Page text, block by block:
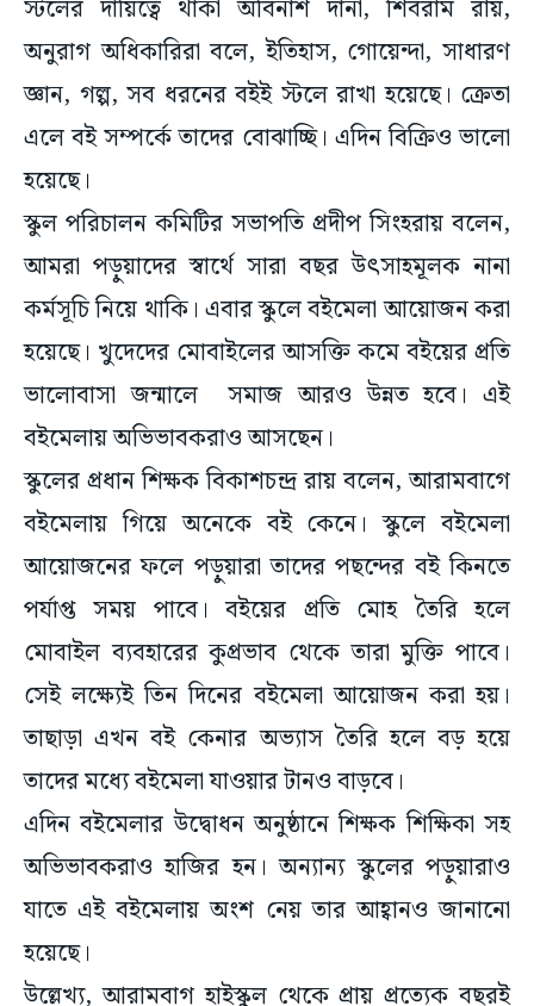
স্টলের দায়িত্বে থাকা অবিনাশ দানা, শিবরাম রায়,
অনুরাগ অধিকারিরা বলে, ইতিহাস, গোয়েন্দা, সাধারণ
জ্ঞান, গল্প, সব ধরনের বইই স্টলে রাখা হয়েছে। ক্রেতা
এলে বই সম্পর্কে তাদের বোঝাচ্ছি। এদিন বিক্রিও ভালো
হয়েছে।
স্কুল পরিচালন কমিটির সভাপতি প্রদীপ সিংহরায় বলেন,
আমরা পড়ুয়াদের স্বার্থে সারা বছর উৎসাহমূলক নানা
কর্মসূচি নিয়ে থাকি। এবার স্কুলে বইমেলা আয়োজন করা
হয়েছে। খুদেদের মোবাইলের আসক্তি কমে বইয়ের প্রতি
ভালোবাসা জন্মালে সমাজ আরও উন্নত হবে। এই
বইমেলায় অভিভাবকরাও আসছেন।
স্কুলের প্রধান শিক্ষক বিকাশচন্দ্র রায় বলেন, আরামবাগে
বইমেলায় গিয়ে অনেকে বই কেনে। স্কুলে বইমেলা
আয়োজনের ফলে পড়ুয়ারা তাদের পছন্দের বই কিনতে
পর্যাপ্ত সময় পাবে। বইয়ের প্রতি মোহ তৈরি হলে
মোবাইল ব্যবহারের কুপ্রভাব থেকে তারা মুক্তি পাবে।
সেই লক্ষ্যেই তিন দিনের বইমেলা আয়োজন করা হয়।
তাছাড়া এখন বই কেনার অভ্যাস তৈরি হলে বড় হয়ে
তাদের মধ্যে বইমেলা যাওয়ার টানও বাড়বে।
এদিন বইমেলার উদ্বোধন অনুষ্ঠানে শিক্ষক শিক্ষিকা সহ
অভিভাবকরাও হাজির হন। অন্যান্য স্কুলের পড়ুয়ারাও
যাতে এই বইমেলায় অংশ নেয় তার আহ্বানও জানানো
হয়েছে।
উল্লেখ্য, আরামবাগ হাইস্কুল থেকে প্রায় প্রত্যেক বছরই